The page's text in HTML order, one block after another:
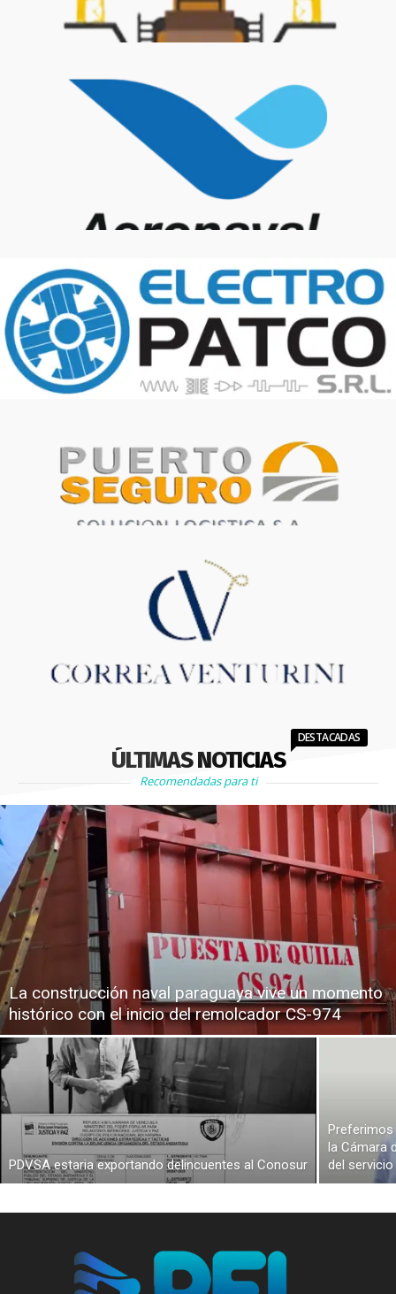
ÚLTIMAS NOTICIAS
DESTACADAS
Recomendadas para ti
La construcción naval paraguaya vive un momento
histórico con el inicio del remolcador CS-974
PDVSA estaria exportando delincuentes al Conosur
Preferimos
la Cámara
del